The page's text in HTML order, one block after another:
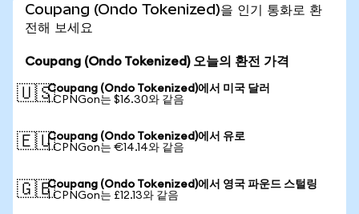
Coupang (Ondo Tokenized)을 인기 통화로 환
전해 보세요
Coupang (Ondo Tokenized) 오늘의 환전 가격
🇺🇸Coupang (Ondo Tokenized)에서 미국 달러
1 CPNGon는 $16.30와 같음
🇪🇺Coupang (Ondo Tokenized)에서 유로
1 CPNGon는 €14.14와 같음
🇬🇧Coupang (Ondo Tokenized)에서 영국 파운드 스털링
1 CPNGon는 £12.13와 같음